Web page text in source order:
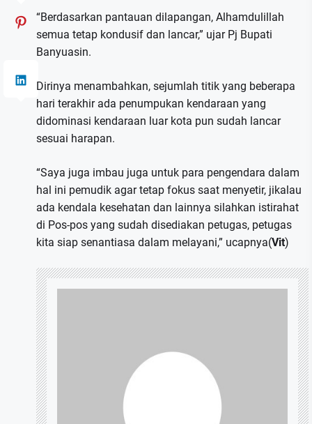
“Berdasarkan pantauan dilapangan, Alhamdulillah
semua tetap kondusif dan lancar,” ujar Pj Bupati
Banyuasin.
Dirinya menambahkan, sejumlah titik yang beberapa
hari terakhir ada penumpukan kendaraan yang
didominasi kendaraan luar kota pun sudah lancar
sesuai harapan.
“Saya juga imbau juga untuk para pengendara dalam
hal ini pemudik agar tetap fokus saat menyetir, jikalau
ada kendala kesehatan dan lainnya silahkan istirahat
di Pos-pos yang sudah disediakan petugas, petugas
kita siap senantiasa dalam melayani,” ucapnya(Vit)